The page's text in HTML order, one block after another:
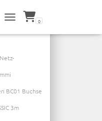
NAVIGATION UMSCHALTEN
0
Netz-
BC01 Buchse
3m